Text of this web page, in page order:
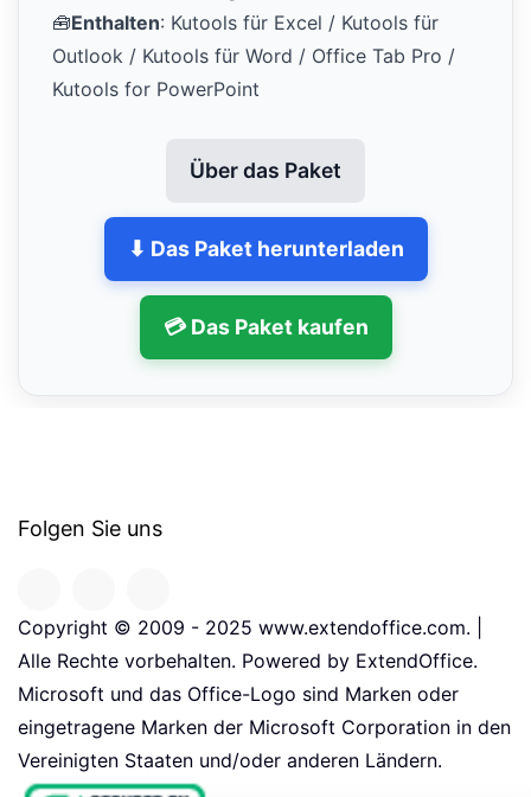
🧰Enthalten: Kutools für Excel / Kutools für
Outlook / Kutools für Word / Office Tab Pro /
Kutools for PowerPoint
Über das Paket
⬇ Das Paket herunterladen
💳 Das Paket kaufen
Folgen Sie uns
Copyright © 2009 - 2025 www.extendoffice.com. |
Alle Rechte vorbehalten. Powered by ExtendOffice.
Microsoft und das Office-Logo sind Marken oder
eingetragene Marken der Microsoft Corporation in den
Vereinigten Staaten und/oder anderen Ländern.